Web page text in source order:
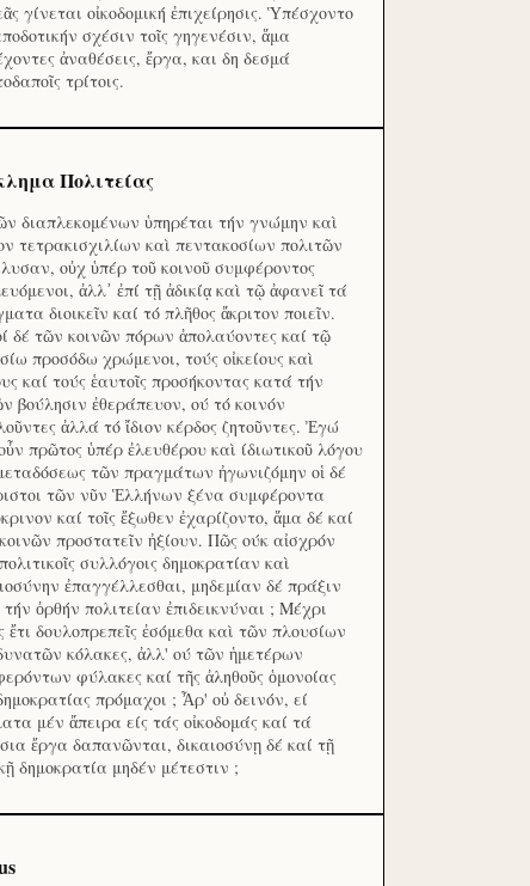
γίνεται οἰκοδομική ἐπιχείρησις. Ὑπέσχοντο
σχέσιν τοῖς γηγενέσιν, ἅμα
ἀναθέσεις, ἔργα, και δη δεσμά
τρίτοις.
Πολιτείας
διαπλεκομένων ὑπηρέται τήν γνώμην καὶ
τετρακισχιλίων καὶ πεντακοσίων πολιτῶν
οὐχ ὑπέρ τοῦ κοινοῦ συμφέροντος
ἀλλ᾽ ἐπί τῇ ἀδικίᾳ καὶ τῷ ἀφανεῖ τά
διοικεῖν καί τό πλῆθος ἄκριτον ποιεῖν.
δέ τῶν κοινῶν πόρων ἀπολαύοντες καί τῷ
προσόδω χρώμενοι, τούς οἰκείους καὶ
καί τούς ἑαυτοῖς προσήκοντας κατά τήν
βούλησιν ἐθεράπευον, ού τό κοινόν
ἀλλά τό ἴδιον κέρδος ζητοῦντες. Ἐγώ
πρῶτος ὑπέρ ἐλευθέρου καὶ ίδιωτικοῦ λόγου
τῶν πραγμάτων ἠγωνιζόμην οἱ δέ
τῶν νῦν Ἑλλήνων ξένα συμφέροντα
καί τοῖς ἔξωθεν ἐχαρίζοντο, ἅμα δέ καί
προστατεῖν ἠξίουν. Πῶς ούκ αἰσχρόν
συλλόγοις δημοκρατίαν καὶ
ἐπαγγέλλεσθαι, μηδεμίαν δέ πράξιν
τήν ὀρθήν πολιτείαν ἐπιδεικνύναι ; Μέχρι
ἔτι δουλοπρεπεῖς ἐσόμεθα καὶ τῶν πλουσίων
κόλακες, ἀλλ' ού τῶν ἡμετέρων
φύλακες καί τῆς ἀληθοῦς ὁμονοίας
πρόμαχοι ; Ἆρ' οὐ δεινόν, εί
μέν ἄπειρα είς τάς οἰκοδομάς καί τά
ἔργα δαπανῶνται, δικαιοσύνῃ δέ καί τῇ
δημοκρατία μηδέν μέτεστιν ;